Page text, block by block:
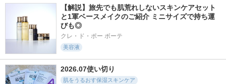
Mマークシリーズ
アミノ酸浸透水オイ
ルイン
オルビス ザ クレン
ジング オイル
【解説】旅先でも肌荒れしないスキンケアセット
と1軍ベースメイクのご紹介 ミニサイズで持ち運
びも◎
クレ・ド・ポー ボーテ
美容液
2026.07使い切り
肌をうるおす保湿スキンケア